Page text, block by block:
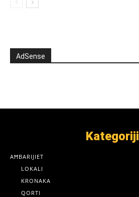
AdSense
Kategoriji
AĦBARIJIET
LOKALI
KRONAKA
QORTI